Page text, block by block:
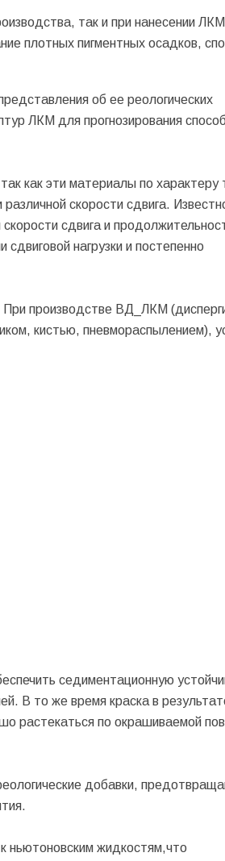
так и при нанесении
плотных пигментных осадков,
об ее реологических
ЛКМ для прогнозирования
как эти материалы по характеру
скорости сдвига.
сдвига и
нагрузки и постепенно
При производстве ВД_ЛКМ
кистью, пневмораспылением),
седиментационную
В то же время краска в
растекаться по окрашиваемой
добавки,
ньютоновским жидкостям,что